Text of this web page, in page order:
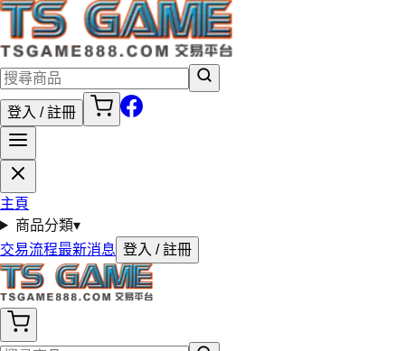
登入 / 註冊
主頁
商品分類▾
交易流程最新消息 登入 / 註冊